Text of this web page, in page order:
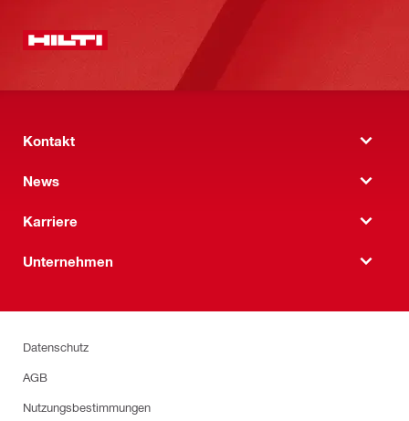
Kontakt
News
Karriere
Unternehmen
Datenschutz
AGB
Nutzungsbestimmungen